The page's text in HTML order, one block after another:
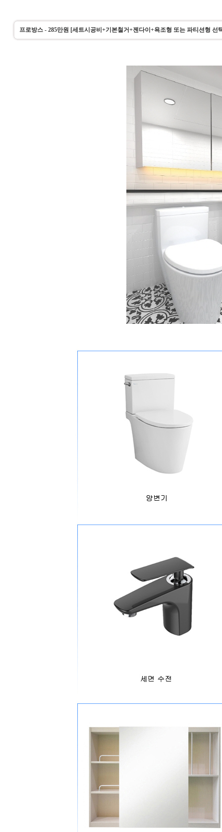
프로방스 - 285만원 [세트시공비+기본철거+젠다이+욕조형 또는 파티션형 선